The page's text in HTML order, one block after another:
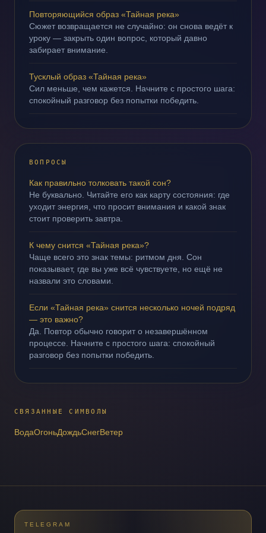
Повторяющийся образ «Тайная река»
Сюжет возвращается не случайно: он снова ведёт к
уроку — закрыть один вопрос, который давно
забирает внимание.
Тусклый образ «Тайная река»
Сил меньше, чем кажется. Начните с простого шага:
спокойный разговор без попытки победить.
ВОПРОСЫ
Как правильно толковать такой сон?
Не буквально. Читайте его как карту состояния: где
уходит энергия, что просит внимания и какой знак
стоит проверить завтра.
К чему снится «Тайная река»?
Чаще всего это знак темы: ритмом дня. Сон
показывает, где вы уже всё чувствуете, но ещё не
назвали это словами.
Если «Тайная река» снится несколько ночей подряд
— это важно?
Да. Повтор обычно говорит о незавершённом
процессе. Начните с простого шага: спокойный
разговор без попытки победить.
СВЯЗАННЫЕ СИМВОЛЫ
ВодаОгоньДождьСнегВетер
TELEGRAM